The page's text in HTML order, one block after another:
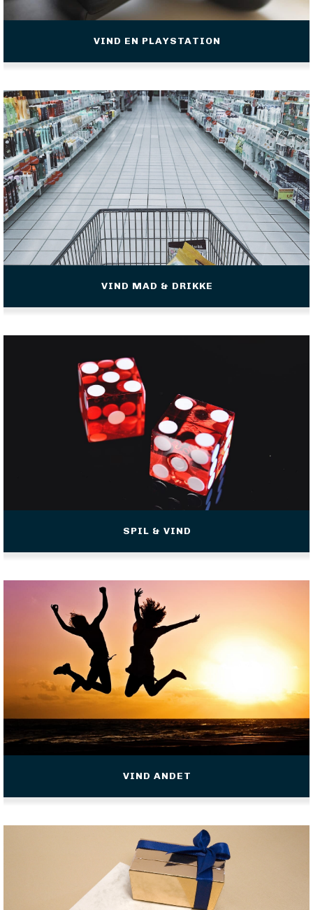
VIND EN PLAYSTATION
VIND MAD & DRIKKE
SPIL & VIND
VIND ANDET